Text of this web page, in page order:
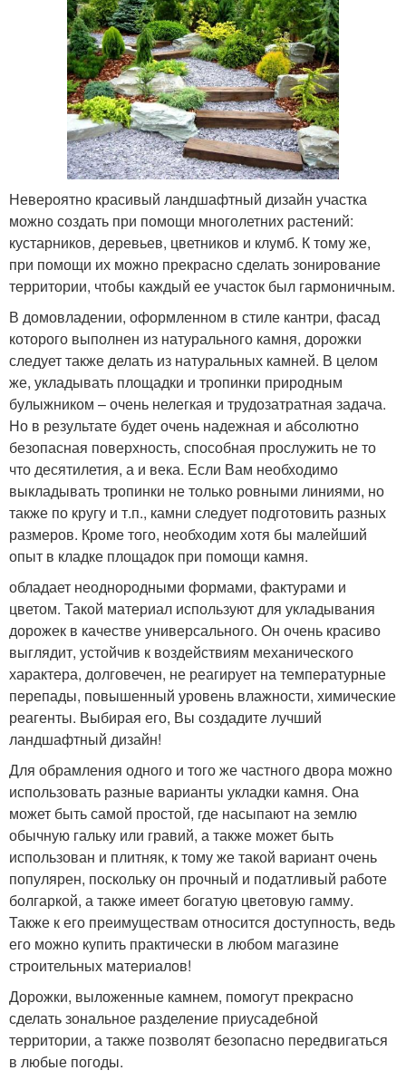
Невероятно красивый ландшафтный дизайн участка
можно создать при помощи многолетних растений:
кустарников, деревьев, цветников и клумб. К тому же,
при помощи их можно прекрасно сделать зонирование
территории, чтобы каждый ее участок был гармоничным.
В домовладении, оформленном в стиле кантри, фасад
которого выполнен из натурального камня, дорожки
следует также делать из натуральных камней. В целом
же, укладывать площадки и тропинки природным
булыжником – очень нелегкая и трудозатратная задача.
Но в результате будет очень надежная и абсолютно
безопасная поверхность, способная прослужить не то
что десятилетия, а и века. Если Вам необходимо
выкладывать тропинки не только ровными линиями, но
также по кругу и т.п., камни следует подготовить разных
размеров. Кроме того, необходим хотя бы малейший
опыт в кладке площадок при помощи камня.
обладает неоднородными формами, фактурами и
цветом. Такой материал используют для укладывания
дорожек в качестве универсального. Он очень красиво
выглядит, устойчив к воздействиям механического
характера, долговечен, не реагирует на температурные
перепады, повышенный уровень влажности, химические
реагенты. Выбирая его, Вы создадите лучший
ландшафтный дизайн!
Для обрамления одного и того же частного двора можно
использовать разные варианты укладки камня. Она
может быть самой простой, где насыпают на землю
обычную гальку или гравий, а также может быть
использован и плитняк, к тому же такой вариант очень
популярен, поскольку он прочный и податливый работе
болгаркой, а также имеет богатую цветовую гамму.
Также к его преимуществам относится доступность, ведь
его можно купить практически в любом магазине
строительных материалов!
Дорожки, выложенные камнем, помогут прекрасно
сделать зональное разделение приусадебной
территории, а также позволят безопасно передвигаться
в любые погоды.